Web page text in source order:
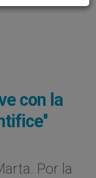
con la
Por la